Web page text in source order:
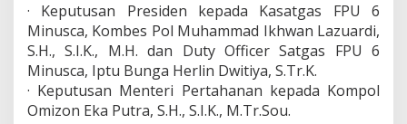
a
i
a
n
D
u
n
· Keputusan Presiden kepada Kasatgas FPU 6
Minusca, Kombes Pol Muhammad Ikhwan Lazuardi,
S.H., S.I.K., M.H. dan Duty Officer Satgas FPU 6
Minusca, Iptu Bunga Herlin Dwitiya, S.Tr.K.
· Keputusan Menteri Pertahanan kepada Kompol
Omizon Eka Putra, S.H., S.I.K., M.Tr.Sou.